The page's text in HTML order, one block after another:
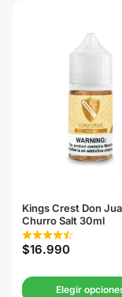
Kings Crest Don
Churro Salt 30ml
$16.990
Elegir